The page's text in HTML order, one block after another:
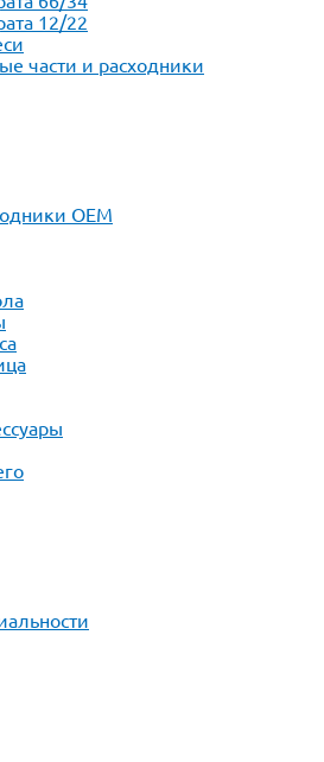
12/22
части и расходники
ОЕМ